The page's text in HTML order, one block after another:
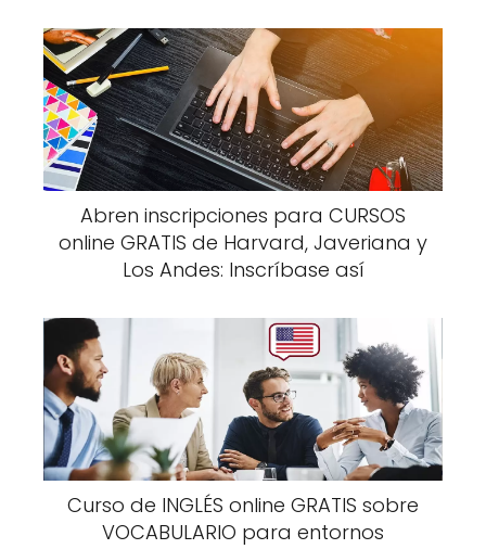
Abren inscripciones para CURSOS
online GRATIS de Harvard, Javeriana y
Los Andes: Inscríbase así
Curso de INGLÉS online GRATIS sobre
VOCABULARIO para entornos